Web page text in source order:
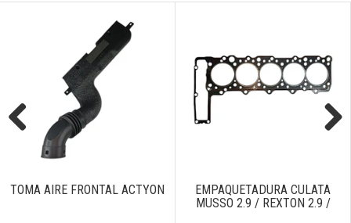
TOMA AIRE FRONTAL ACTYON
EMPAQUETADURA CULATA
MUSSO 2.9 / REXTON 2.9 /
Previous